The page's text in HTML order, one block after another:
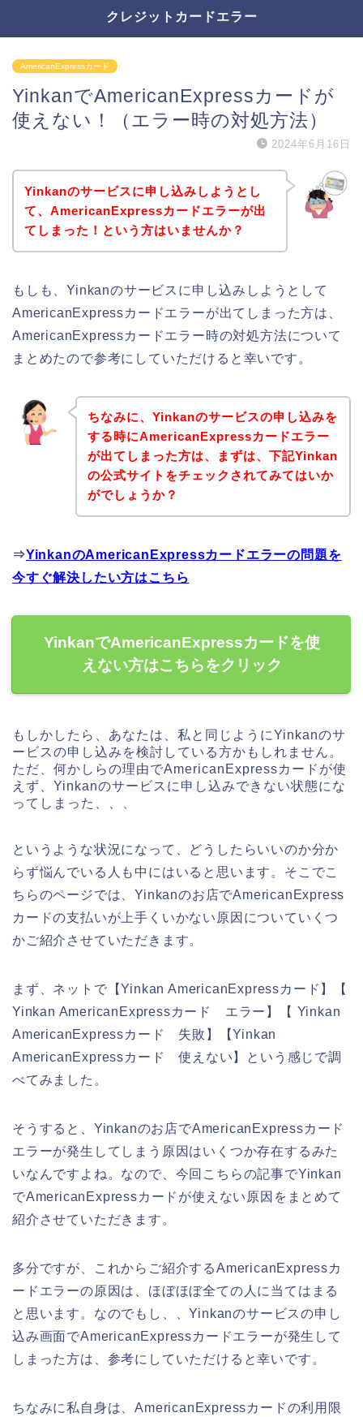
クレジットカードエラー
AmericanExpressカード
YinkanでAmericanExpressカードが
使えない！（エラー時の対処方法）
2024年6月16日
Yinkanのサービスに申し込みしようとし
て、AmericanExpressカードエラーが出
てしまった！という方はいませんか？
もしも、Yinkanのサービスに申し込みしようとして
AmericanExpressカードエラーが出てしまった方は、
AmericanExpressカードエラー時の対処方法について
まとめたので参考にしていただけると幸いです。
ちなみに、Yinkanのサービスの申し込みを
する時にAmericanExpressカードエラー
が出てしまった方は、まずは、下記Yinkan
の公式サイトをチェックされてみてはいか
がでしょうか？
⇒YinkanのAmericanExpressカードエラーの問題を
今すぐ解決したい方はこちら
YinkanでAmericanExpressカードを使
えない方はこちらをクリック
もしかしたら、あなたは、私と同じようにYinkanのサ
ービスの申し込みを検討している方かもしれません。
ただ、何かしらの理由でAmericanExpressカードが使
えず、Yinkanのサービスに申し込みできない状態にな
ってしまった、、、
というような状況になって、どうしたらいいのか分か
らず悩んでいる人も中にはいると思います。そこでこ
ちらのページでは、Yinkanのお店でAmericanExpress
カードの支払いが上手くいかない原因についていくつ
かご紹介させていただきます。
まず、ネットで【Yinkan AmericanExpressカード】【
Yinkan AmericanExpressカード エラー】【 Yinkan
AmericanExpressカード 失敗】【Yinkan
AmericanExpressカード 使えない】という感じで調
べてみました。
そうすると、Yinkanのお店でAmericanExpressカード
エラーが発生してしまう原因はいくつか存在するみた
いなんですよね。なので、今回こちらの記事でYinkan
でAmericanExpressカードが使えない原因をまとめて
紹介させていただきます。
多分ですが、これからご紹介するAmericanExpressカ
ードエラーの原因は、ほぼほぼ全ての人に当てはまる
と思います。なのでもし、、Yinkanのサービスの申し
込み画面でAmericanExpressカードエラーが発生して
しまった方は、参考にしていただけると幸いです。
ちなみに私自身は、AmericanExpressカードの利用限